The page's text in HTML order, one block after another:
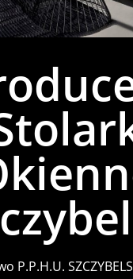
P.P.H.U.